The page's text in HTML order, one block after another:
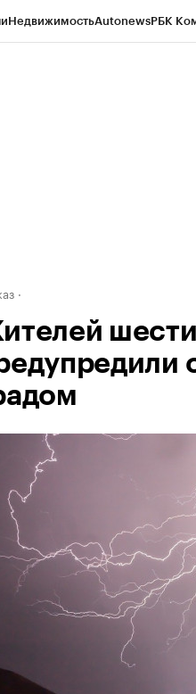
НедвижимостьAutonewsРБК